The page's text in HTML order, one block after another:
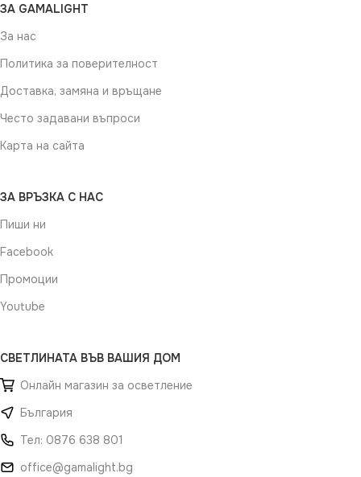
ЗА GAMALIGHT
За нас
Политика за поверителност
Доставка, замяна и връщане
Често задавани въпроси
Карта на сайта
ЗА ВРЪЗКА С НАС
Пиши ни
Facebook
Промоции
Youtube
СВЕТЛИНАТА ВЪВ ВАШИЯ ДОМ
Онлайн магазин за осветление
България
Тел: 0876 638 801
office@gamalight.bg